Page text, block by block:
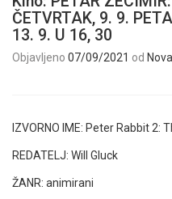
ČETVRTAK, 9. 9.
13. 9. U 16, 30
Objavljeno 07/09/2021 od
IZVORNO IME: Peter Rabbit 2:
REDATELJ: Will Gluck
ŽANR: animirani